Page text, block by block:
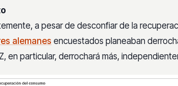
a pesar de desconfiar de la
alemanes encuestados planeaban
en particular, derrochará más,